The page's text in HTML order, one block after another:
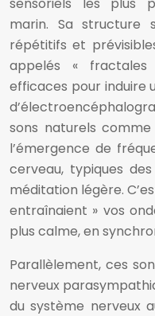
marin. Sa structure
répétitifs et
appelés « fractales
efficaces pour induire
sons naturels
l’émergence de
cerveau, typiques
méditation légère.
entraînaient » vos
plus calme, en
Parallèlement, ces
nerveux
du système nerveux